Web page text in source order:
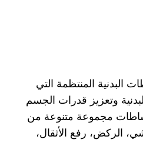
وتعزيز قدرات الجسم
مجموعة متنوعة من
الركض، رفع الأثقال،